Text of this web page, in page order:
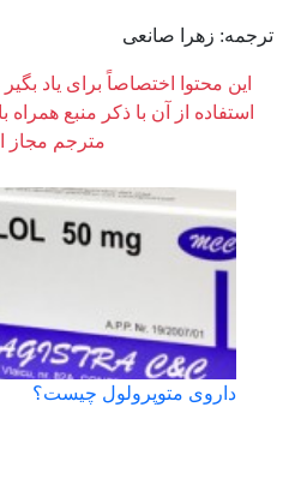
ترجمه: زهرا صانعی
این محتوا اختصاصاً برای یاد
استفاده از آن با ذکر منبع همراه
مترجم
داروی متوپرولول چیست؟